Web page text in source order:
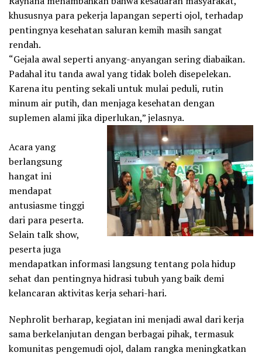
khususnya para pekerja lapangan seperti ojol, terhadap
pentingnya kesehatan saluran kemih masih sangat
rendah.
“Gejala awal seperti anyang-anyangan sering diabaikan.
Padahal itu tanda awal yang tidak boleh disepelekan.
Karena itu penting sekali untuk mulai peduli, rutin
minum air putih, dan menjaga kesehatan dengan
suplemen alami jika diperlukan,” jelasnya.
Acara yang
berlangsung
hangat ini
mendapat
antusiasme tinggi
dari para peserta.
Selain talk show,
peserta juga
mendapatkan informasi langsung tentang pola hidup
sehat dan pentingnya hidrasi tubuh yang baik demi
kelancaran aktivitas kerja sehari-hari.
Nephrolit berharap, kegiatan ini menjadi awal dari kerja
sama berkelanjutan dengan berbagai pihak, termasuk
komunitas pengemudi ojol, dalam rangka meningkatkan